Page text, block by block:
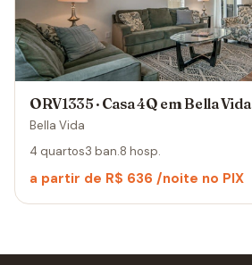
ORV1335 · Casa 4Q em Bella Vida
Bella Vida
4 quartos3 ban.8 hosp.
a partir de R$ 636 /noite no PIX